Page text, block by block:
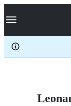
k
p
c
Navigation